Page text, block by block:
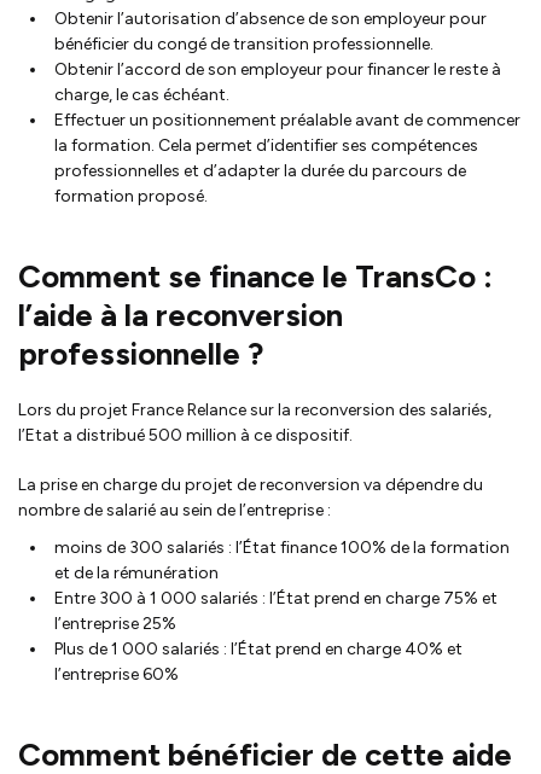
Obtenir l’autorisation d’absence de son employeur pour
bénéficier du congé de transition professionnelle.
Obtenir l’accord de son employeur pour financer le reste à
charge, le cas échéant.
Effectuer un positionnement préalable avant de commencer
la formation. Cela permet d’identifier ses compétences
professionnelles et d’adapter la durée du parcours de
formation proposé.
Comment se finance le TransCo :
l’aide à la reconversion
professionnelle ?
Lors du projet France Relance sur la reconversion des salariés,
l’Etat a distribué 500 million à ce dispositif.
La prise en charge du projet de reconversion va dépendre du
nombre de salarié au sein de l’entreprise :
moins de 300 salariés : l’État finance 100% de la formation
et de la rémunération
Entre 300 à 1 000 salariés : l’État prend en charge 75% et
l’entreprise 25%
Plus de 1 000 salariés : l’État prend en charge 40% et
l’entreprise 60%
Comment bénéficier de cette aide